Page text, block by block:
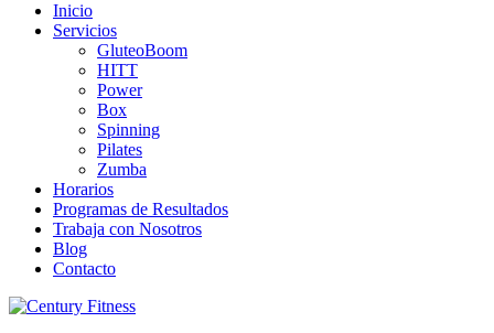
Inicio
Servicios
GluteoBoom
HITT
Power
Box
Spinning
Pilates
Zumba
Horarios
Programas de Resultados
Trabaja con Nosotros
Blog
Contacto